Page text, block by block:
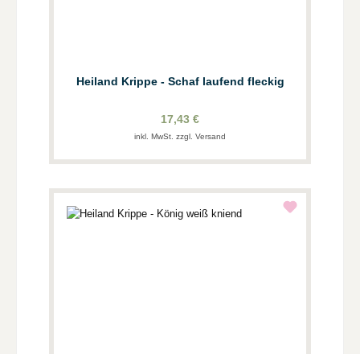
Heiland Krippe - Schaf laufend fleckig
17,43 €
inkl. MwSt. zzgl. Versand